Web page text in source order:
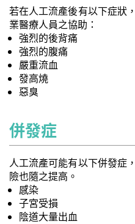
若在人工流產後有以下症狀
業醫療人員之協助：
強烈的後背痛
強烈的腹痛
嚴重流血
發高燒
惡臭
併發症
人工流產可能有以下併發症
險也隨之提高。
感染
子宮受損
陰道大量出血